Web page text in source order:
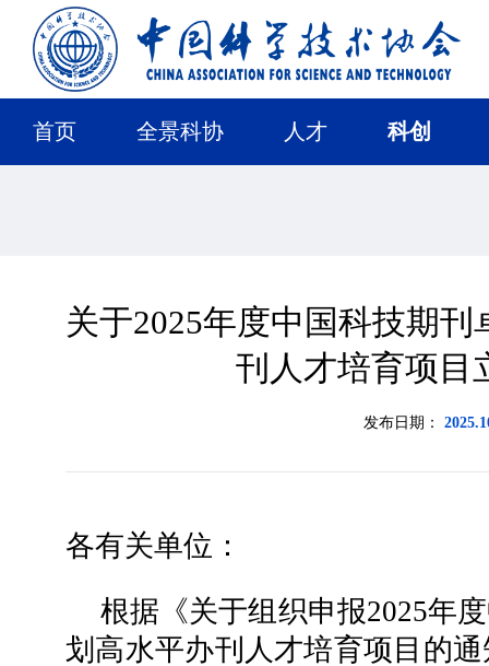
首页 全景科协 人才 科创
关于2025年度中国科技期
刊人才培育项目
发布日期：
各有关单位：
根据《关于组织申报2025年
划高水平办刊人才培育项目的